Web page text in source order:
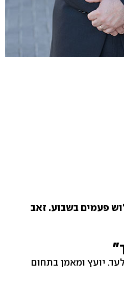
פעמים בשבוע. זאב
‭(40)‬ מאלעד. יועץ ומאמן בתחום